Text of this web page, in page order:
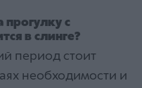
с
в слинге?
период стоит
необходимости и